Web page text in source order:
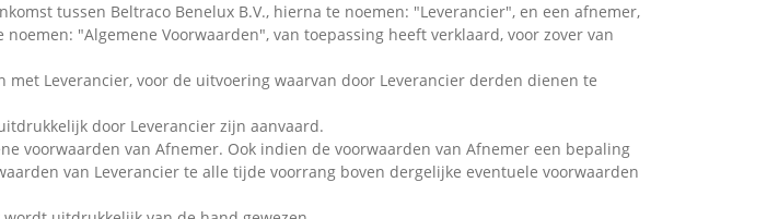
tussen Beltraco Benelux B.V., hierna te noemen: "Leverancier", en een afnemer,
"Algemene Voorwaarden", van toepassing heeft verklaard, voor zover van
Leverancier, voor de uitvoering waarvan door Leverancier derden dienen te
door Leverancier zijn aanvaard.
voorwaarden van Afnemer. Ook indien de voorwaarden van Afnemer een bepaling
van Leverancier te alle tijde voorrang boven dergelijke eventuele voorwaarden